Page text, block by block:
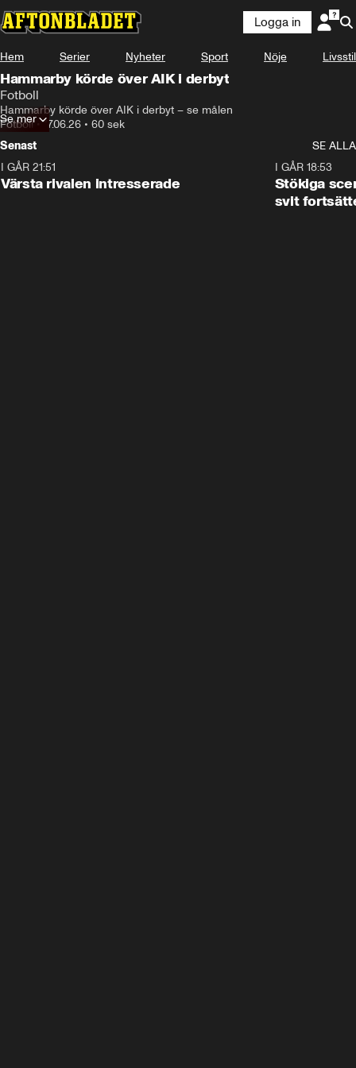
Logga in
Hem Serier Nyheter Sport Nöje Livsstil
Hammarby körde över AIK i derbyt
Fotboll
Hammarby körde över AIK i derbyt – se målen
Fotboll•17.06.26 • 60 sek
Se mer
Senast
SE ALLA
I GÅR 21:51
Värsta rivalen intresserade
I GÅR 18:53
Stökiga
svit